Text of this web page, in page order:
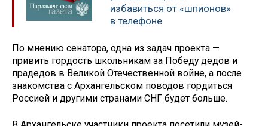
избавиться от «шпионов»
в телефоне
По мнению сенатора, одна из задач проекта —
привить гордость школьникам за Победу дедов и
прадедов в Великой Отечественной войне, а после
знакомства с Архангельском поводов гордиться
Россией и другими странами СНГ будет больше.